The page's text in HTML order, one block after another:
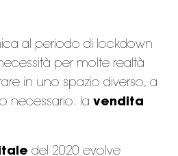
al periodo di lockdown
per molte realtà
in uno spazio diverso, a
necessario: la vendita
del 2020 evolve